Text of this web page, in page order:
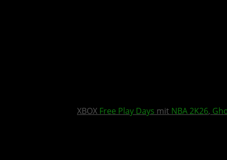
XBOX Free Play Days mit NBA 2K26,